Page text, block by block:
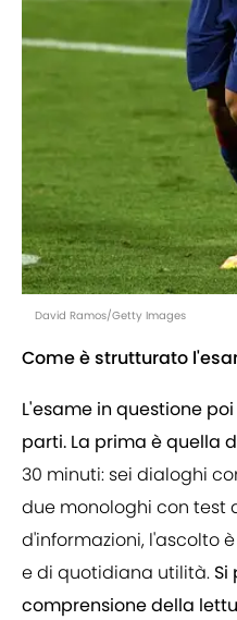
David Ramos/Getty Images
Come è strutturato
L'esame in questione
parti. La prima è quella
30 minuti: sei dialoghi
due monologhi con test
d'informazioni, l'ascolto
e di quotidiana utilità. Si
comprensione della